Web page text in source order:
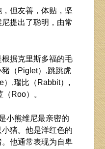
但友善，体贴，坚
提出了聪明，由常
据克里斯多福的毛
（Piglet）,跳跳虎
）,瑞比（Rabbit）,
Roo）。
小熊维尼最亲密的
猪。他是洋红色的
他通常表现为自卑